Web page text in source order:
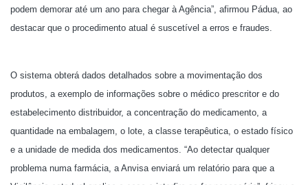
podem demorar até um ano para chegar à Agência”, afirmou Pádua, ao
destacar que o procedimento atual é suscetível a erros e fraudes.
O sistema obterá dados detalhados sobre a movimentação dos
produtos, a exemplo de informações sobre o médico prescritor e do
estabelecimento distribuidor, a concentração do medicamento, a
quantidade na embalagem, o lote, a classe terapêutica, o estado físico
e a unidade de medida dos medicamentos. “Ao detectar qualquer
problema numa farmácia, a Anvisa enviará um relatório para que a